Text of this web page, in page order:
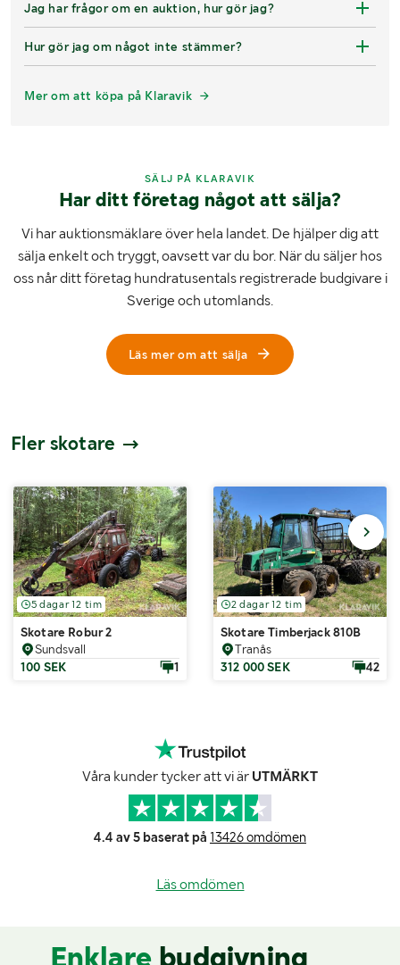
Jag har frågor om en auktion, hur gör jag?
Hur gör jag om något inte stämmer?
Mer om att köpa på Klaravik
SÄLJ PÅ KLARAVIK
Har ditt företag något att sälja?
Vi har auktionsmäklare över hela landet. De hjälper dig att
sälja enkelt och tryggt, oavsett var du bor. När du säljer hos
oss når ditt företag hundratusentals registrerade budgivare i
Sverige och utomlands.
Läs mer om att sälja
Fler skotare
5 dagar 12 tim
Skotare Robur 2
Sundsvall
100 SEK
1
2 dagar 12 tim
Skotare Timberjack 810B
Tranås
312 000 SEK
42
Våra kunder tycker att vi är UTMÄRKT
4.4 av 5 baserat på 13426 omdömen
Läs omdömen
Enklare budgivning